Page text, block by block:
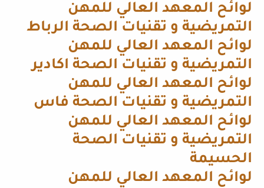
لوائح المعهد العالي للمهن
التمريضية و تقنيات الصحة الرباط
لوائح المعهد العالي للمهن
التمريضية و تقنيات الصحة اكادير
لوائح المعهد العالي للمهن
التمريضية و تقنيات الصحة فاس
لوائح المعهد العالي للمهن
التمريضية و تقنيات الصحة
الحسيمة
لوائح المعهد العالي للمهن